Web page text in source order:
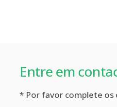
Entre em
* Por favor complete os